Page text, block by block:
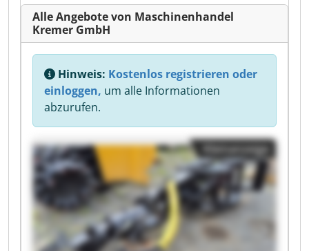
Alle Angebote von Maschinenhandel
Kremer GmbH
Hinweis: Kostenlos registrieren oder
einloggen, um alle Informationen
abzurufen.
Kleinanzeige